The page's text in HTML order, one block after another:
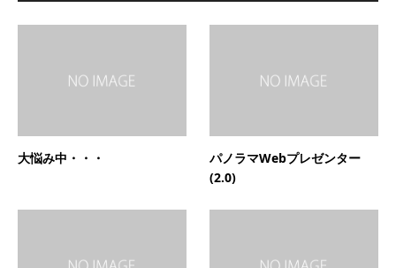
大悩み中・・・
パノラマWebプレゼンター
(2.0)